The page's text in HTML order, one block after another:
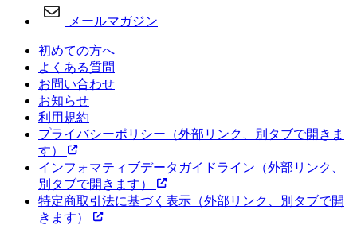
メールマガジン
初めての方へ
よくある質問
お問い合わせ
お知らせ
利用規約
プライバシーポリシー （外部リンク、別タブで開きま
す）
インフォマティブデータガイドライン （外部リンク、
別タブで開きます）
特定商取引法に基づく表示 （外部リンク、別タブで開
きます）